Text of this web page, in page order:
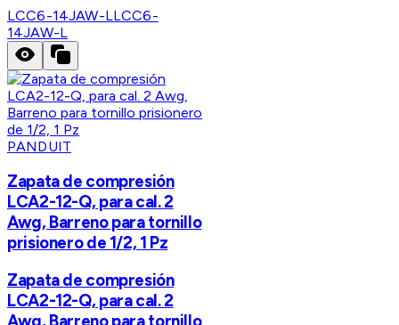
LCC6-14JAW-LLCC6-
14JAW-L
PANDUIT
Zapata de compresión
LCA2-12-Q, para cal. 2
Awg, Barreno para tornillo
prisionero de 1/2, 1 Pz
Zapata de compresión
LCA2-12-Q, para cal. 2